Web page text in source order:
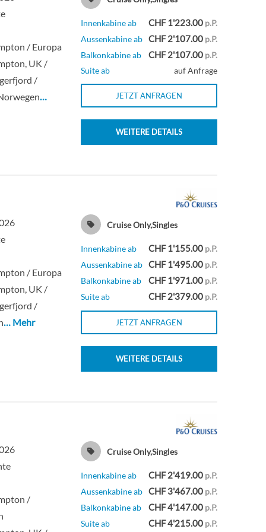
Balkonkabine
Balkonkabine
Innenkabine
Innenkabine
Innenkabine
Balkonkabine
/ Europa
UK /
/
…
Innenkabine ab CHF 1'223.00 p.P.
Aussenkabine ab CHF 2'107.00 p.P.
Balkonkabine ab
CHF 2'107.00 p.P.
Suite ab
auf Anfrage
JETZT ANFRAGEN
WEITERE DETAILS
/ Europa
UK /
/
… Mehr
Cruise Only,Singles
Innenkabine ab CHF 1'155.00 p.P.
Aussenkabine ab CHF 1'495.00 p.P.
Balkonkabine ab
CHF 1'971.00 p.P.
Suite ab
CHF 2'379.00 p.P.
JETZT ANFRAGEN
WEITERE DETAILS
/
Cruise Only,Singles
Innenkabine ab CHF 2'419.00 p.P.
Aussenkabine ab CHF 3'467.00 p.P.
Balkonkabine ab
CHF 4'147.00 p.P.
Suite ab
CHF 4'215.00 p.P.